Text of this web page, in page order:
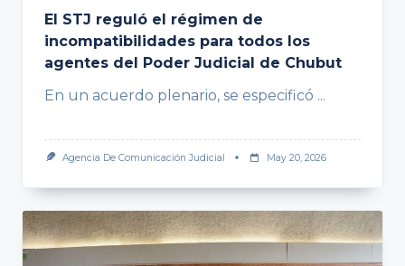
El STJ reguló el régimen de
incompatibilidades para todos los
agentes del Poder Judicial de Chubut
En un acuerdo plenario, se especificó ...
Agencia De Comunicación Judicial May 20, 2026